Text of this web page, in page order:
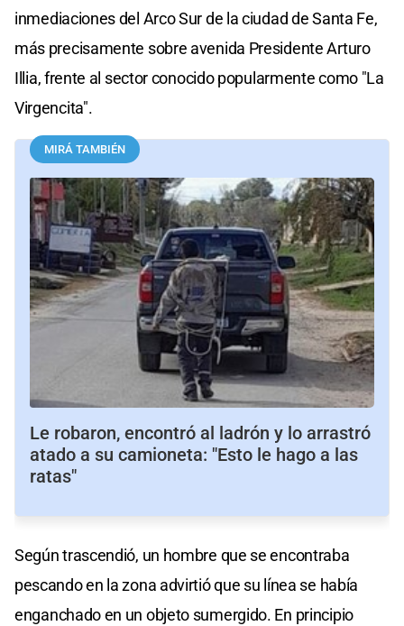
inmediaciones del Arco Sur de la ciudad de Santa Fe,
más precisamente sobre avenida Presidente Arturo
Illia, frente al sector conocido popularmente como "La
Virgencita".
MIRÁ TAMBIÉN
Le robaron, encontró al ladrón y lo arrastró
atado a su camioneta: "Esto le hago a las
ratas"
Según trascendió, un hombre que se encontraba
pescando en la zona advirtió que su línea se había
enganchado en un objeto sumergido. En principio